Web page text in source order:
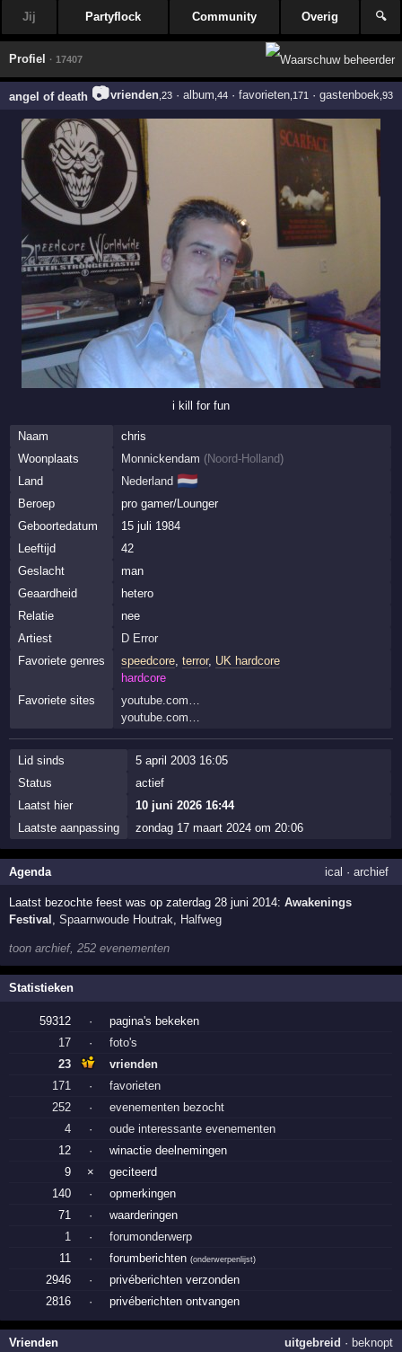
Jij Partyflock Community Overig 🔍
Profiel · 17407
angel of death 📷vrienden,23· album ,44· favorieten,171 · gastenboek ,93
i kill for fun
Naam
chris
Woonplaats
Monnickendam (Noord-Holland)
Land
Nederland 🇳🇱
Beroep
pro gamer/Lounger
Geboortedatum
15 juli 1984
Leeftijd
42
Geslacht
man
Geaardheid
hetero
Relatie
nee
Artiest
D Error
Favoriete genres
speedcore, terror, UK hardcore
hardcore
Favoriete sites
youtube.com…
youtube.com…
Lid sinds
5 april 2003 16:05
Status
actief
Laatst hier
10 juni 2026 16:44
Laatste aanpassing
zondag 17 maart 2024 om 20:06
Agenda ical · archief
Laatst bezochte feest was op zaterdag 28 juni 2014:Awakenings
Festival ,Spaarnwoude Houtrak, Halfweg
toon archief, 252 evenementen
Statistieken
59312 ·
pagina's bekeken
17
·
foto's
23
vrienden
171
·
favorieten
252
·
evenementen bezocht
4
·
oude interessante evenementen
12
·
winactie deelnemingen
9
×
geciteerd
140
·
opmerkingen
71
·
waarderingen
1
·
forumonderwerp
11
· forumberichten(onderwerpenlijst)
2946 ·
privéberichten verzonden
2816
· privéberichten ontvangen
Vrienden uitgebreid · beknopt